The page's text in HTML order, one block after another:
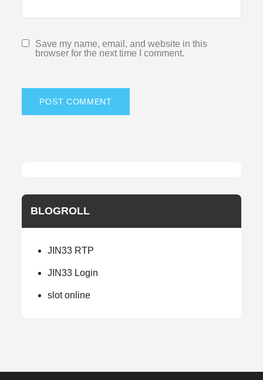
Save my name, email, and website in this
browser for the next time I comment.
BLOGROLL
JIN33 RTP
JIN33 Login
slot online